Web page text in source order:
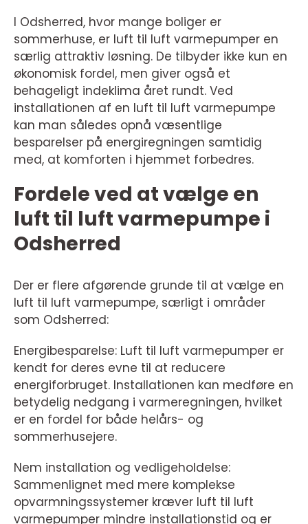
I Odsherred, hvor mange boliger er
sommerhuse, er luft til luft varmepumper en
særlig attraktiv løsning. De tilbyder ikke kun en
økonomisk fordel, men giver også et
behageligt indeklima året rundt. Ved
installationen af en luft til luft varmepumpe
kan man således opnå væsentlige
besparelser på energiregningen samtidig
med, at komforten i hjemmet forbedres.
Fordele ved at vælge en
luft til luft varmepumpe i
Odsherred
Der er flere afgørende grunde til at vælge en
luft til luft varmepumpe, særligt i områder
som Odsherred:
Energibesparelse: Luft til luft varmepumper er
kendt for deres evne til at reducere
energiforbruget. Installationen kan medføre en
betydelig nedgang i varmeregningen, hvilket
er en fordel for både helårs- og
sommerhusejere.
Nem installation og vedligeholdelse:
Sammenlignet med mere komplekse
opvarmningssystemer kræver luft til luft
varmepumper mindre installationstid og er